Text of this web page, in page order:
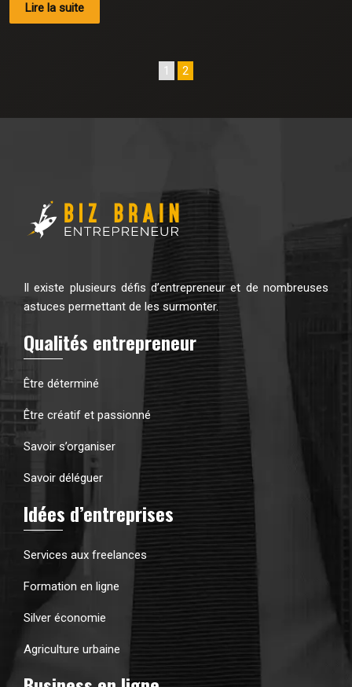
Lire la suite
1 2
Il existe plusieurs défis d’entrepreneur et de nombreuses
astuces permettant de les surmonter.
Qualités entrepreneur
Être déterminé
Être créatif et passionné
Savoir s’organiser
Savoir déléguer
Idées d’entreprises
Services aux freelances
Formation en ligne
Silver économie
Agriculture urbaine